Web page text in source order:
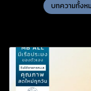
บทความทั้งห